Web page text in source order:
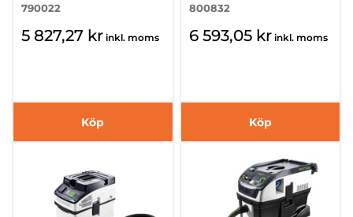
790022
5 827,27 kr inkl. moms
Köp
800832
6 593,05 kr inkl. moms
Köp